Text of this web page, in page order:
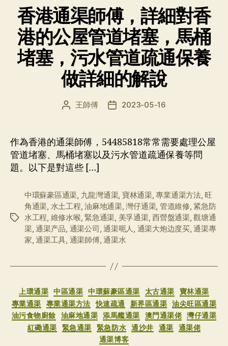
香港通渠師傅，詳細對香
港的公屋管道堵塞，馬桶
堵塞，污水管道疏通保養
做詳細的解說
文
者
王師傅
发
期
2023-05-16
作為香港的通渠師傅，54485818常常需要處理公屋
管道堵塞、馬桶堵塞以及污水管道疏通保養等問
題。以下是對這些 […]
标
中環蘇豪區通渠, 九龍灣通渠, 寶林通渠,專業通渠方法, 旺
角通渠, 水土工程,油麻地通渠,灣仔通渠, 管道維修, 紧急防
水工程, 維修水喉, 緊急通渠, 美孚通渠,西營盤通渠,觀塘通
渠,通渠产品, 通渠公司,通渠呃人, 通渠大炮边度买,通渠專
家,通渠工具, 通渠師傅,通渠水
分
类
上環通渠 中區通渠 中環蘇豪區通渠 太古通渠
寶林通渠
專業通渠
專業通渠方法 快速疏通 新界區通渠
油尖旺區通渠
油污食物廚餘
油麻地通渠 添馬艦通渠 澳門通渠佬
灣仔通渠
紅磡通渠
緊急通渠 緊急防水 通沙井 通渠
通渠佬
通渠博客